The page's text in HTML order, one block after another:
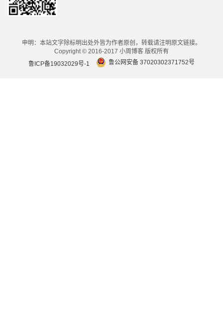
申明：本站文字除标明出处外皆为作者原创，转载请注明原文链接。
Copyright © 2016-2017 小周博客 版权所有
鲁ICP备19032029号-1
鲁公网安备 37020302371752号